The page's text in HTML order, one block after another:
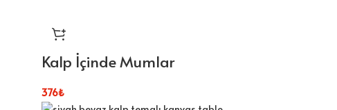
Kalp İçinde Mumlar
376₺